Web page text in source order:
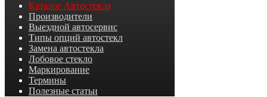
Каталог Автостекла
Производители
Выездной автосервис
Типы опций автостекл
Замена автостекла
Лобовое стекло
Маркирование
Термины
Полезные статьи